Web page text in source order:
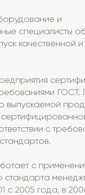
и
специалисты
качественной
ГОСТ.
выпускаемой
с
с
стандарта
с 2005 года, в